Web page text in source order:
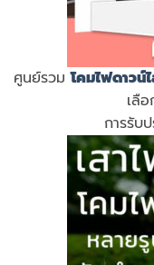
ศูนย์รวมโคมไฟดาวน์
เลื
การรับ